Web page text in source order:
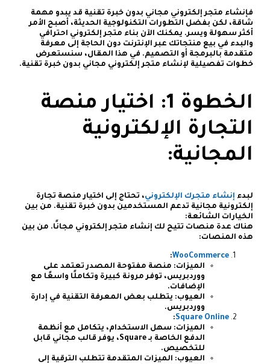
فإنشاء متجر إلكتروني مجاني بدون خبرة تقنية قد يبدو مهمة
شاقة، لكن بفضل التطورات التكنولوجية الحديثة، أصبح الأمر
أكثر سهولة ويسر. يمكنك الآن بناء متجر إلكتروني احترافي
والبدء في بيع منتجاتك عبر الإنترنت دون الحاجة إلى معرفة
متقدمة بالبرمجة أو التصميم. في هذا المقال، سنستعرض
خطوات تفصيلية لإنشاء متجر إلكتروني مجاني بدون خبرة تقنية.
الخطوة 1: اختيار منصة
التجارة الإلكترونية
المجانية:
لبدء إنشاء متجرك الإلكتروني، تحتاج إلى اختيار منصة تجارة
إلكترونية مجانية تدعم المستخدمين بدون خبرة تقنية. من بين
الخيارات الشائعة:
هناك عدة منصات تتيح لك إنشاء متجر إلكتروني مجانًا. من بين
هذه المنصات:
WooCommerce
:
الميزات: منصة مفتوحة المصدر تعتمد على
ووردبريس، توفر مرونة كبيرة وتكاملًا واسعًا مع
الإضافات.
العيوب: يتطلب بعض المعرفة التقنية في إدارة
ووردبريس.
Square Online
:
الميزات: سهل الاستخدام، يتكامل مع أنظمة
الدفع الخاصة بـ Square، يوفر قالب مجاني قابل
للتخصيص.
العيوب: الميزات المتقدمة تتطلب الترقية إلى